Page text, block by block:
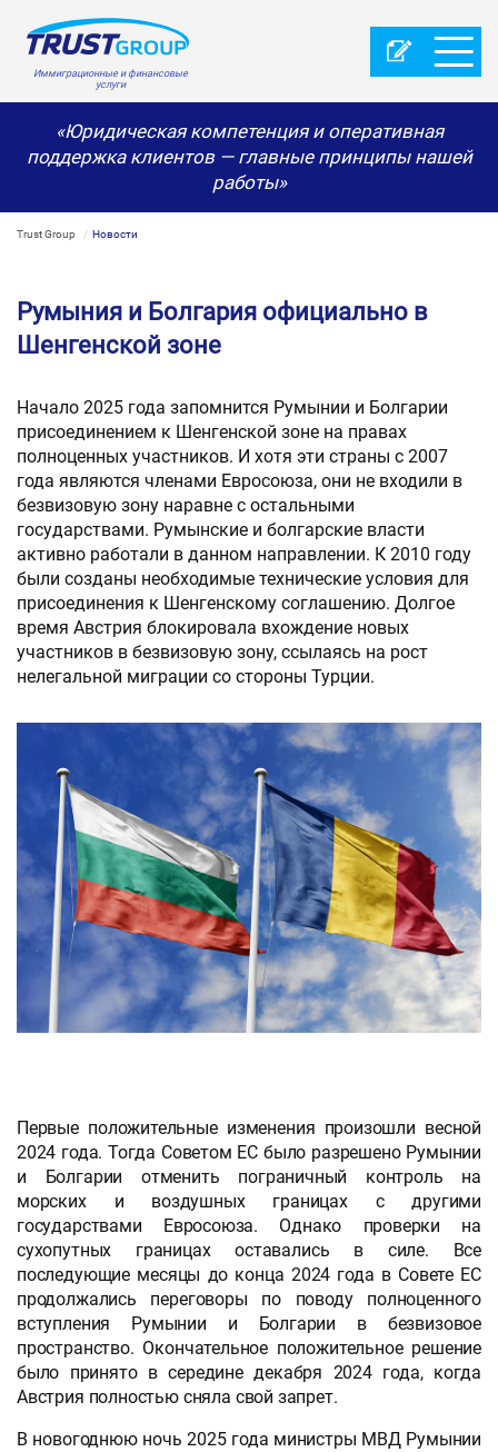
Иммиграционные и финансовые
услуги
«Юридическая компетенция и оперативная
поддержка клиентов — главные принципы нашей
работы»
Trust Group Новости
Румыния и Болгария официально в
Шенгенской зоне
Начало 2025 года запомнится Румынии и Болгарии
присоединением к Шенгенской зоне на правах
полноценных участников. И хотя эти страны с 2007
года являются членами Евросоюза, они не входили в
безвизовую зону наравне с остальными
государствами. Румынские и болгарские власти
активно работали в данном направлении. К 2010 году
были созданы необходимые технические условия для
присоединения к Шенгенскому соглашению. Долгое
время Австрия блокировала вхождение новых
участников в безвизовую зону, ссылаясь на рост
нелегальной миграции со стороны Турции.
Первые положительные изменения произошли весной
2024 года. Тогда Советом ЕС было разрешено Румынии
и Болгарии отменить пограничный контроль на
морских и воздушных границах с другими
государствами Евросоюза. Однако проверки на
сухопутных границах оставались в силе. Все
последующие месяцы до конца 2024 года в Совете ЕС
продолжались переговоры по поводу полноценного
вступления Румынии и Болгарии в безвизовое
пространство. Окончательное положительное решение
было принято в середине декабря 2024 года, когда
Австрия полностью сняла свой запрет.
В новогоднюю ночь 2025 года министры МВД Румынии